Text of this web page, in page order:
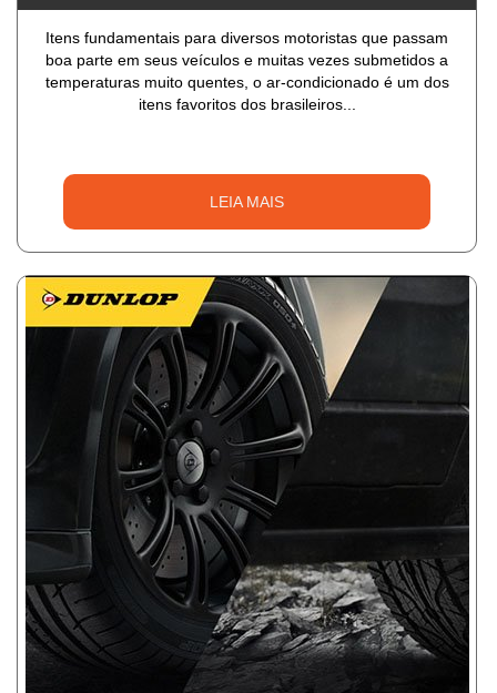
Itens fundamentais para diversos motoristas que passam
boa parte em seus veículos e muitas vezes submetidos a
temperaturas muito quentes, o ar-condicionado é um dos
itens favoritos dos brasileiros...
LEIA MAIS